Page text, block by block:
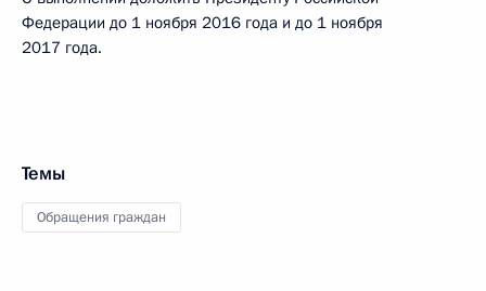
Федерации до 1 ноября 2016 года и до 1 ноября
2017 года.
Темы
Обращения граждан